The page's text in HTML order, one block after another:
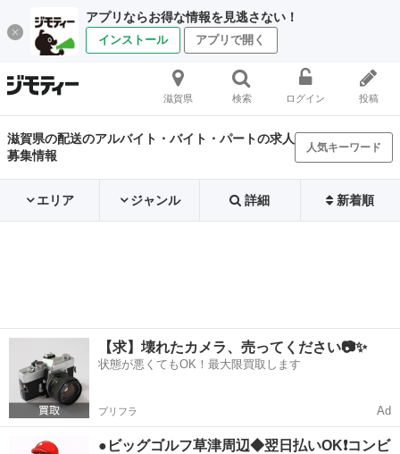
アプリならお得な情報を見逃さない！
インストール アプリで開く
滋賀県 検索 ログイン 投稿
滋賀県の配送のアルバイト・バイト・パートの求人
募集情報
人気キーワード
エリア ジャンル 詳細 新着順
【求】壊れたカメラ、売ってください📷✨
状態が悪くてもOK！最大限買取します
プリフラ Ad
●ビッグゴルフ草津周辺◆翌日払いOK❗️コンビ